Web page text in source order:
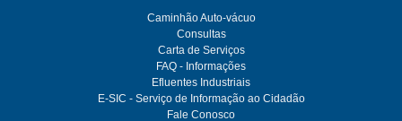
Caminhão Auto-vácuo
Consultas
Carta de Serviços
FAQ - Informações
Efluentes Industriais
E-SIC - Serviço de Informação ao Cidadão
Fale Conosco